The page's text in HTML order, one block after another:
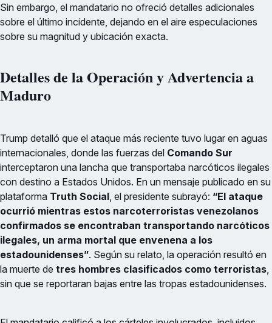
Sin embargo, el mandatario no ofreció detalles adicionales
sobre el último incidente, dejando en el aire especulaciones
sobre su magnitud y ubicación exacta.
Detalles de la Operación y Advertencia a
Maduro
Trump detalló que el ataque más reciente tuvo lugar en aguas
internacionales, donde las fuerzas del Comando Sur
interceptaron una lancha que transportaba narcóticos ilegales
con destino a Estados Unidos. En un mensaje publicado en su
plataforma Truth Social, el presidente subrayó: “El ataque
ocurrió mientras estos narcoterroristas venezolanos
confirmados se encontraban transportando narcóticos
ilegales, un arma mortal que envenena a los
estadounidenses”. Según su relato, la operación resultó en
la muerte de tres hombres clasificados como terroristas,
sin que se reportaran bajas entre las tropas estadounidenses.